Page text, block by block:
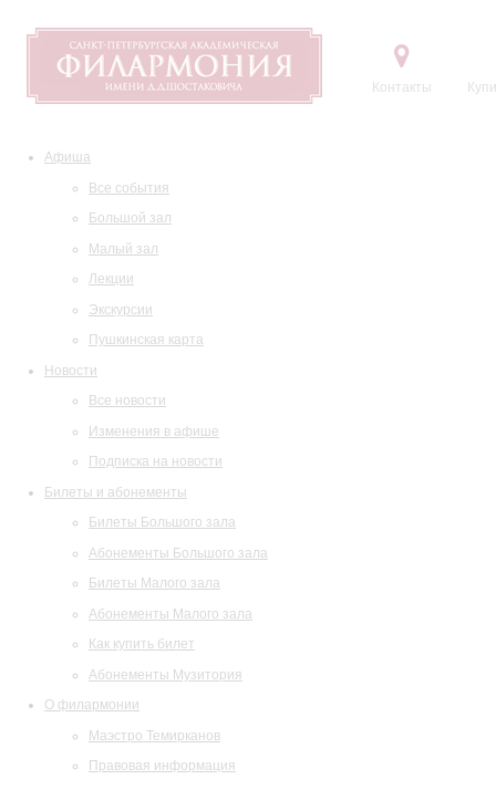
Контакты
Афиша
Все события
Большой зал
Малый зал
Лекции
Экскурсии
Пушкинская карта
Новости
Все новости
Изменения в афише
Подписка на новости
Билеты и абонементы
Билеты Большого зала
Абонементы Большого зала
Билеты Малого зала
Абонементы Малого зала
Как купить билет
Абонементы Музитория
О филармонии
Маэстро Темирканов
Правовая информация